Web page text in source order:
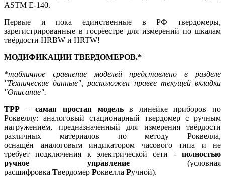
ASTM E-140.
Первые и пока единственные в РФ твердомеры,
зарегистрированные в госреестре для измерений по шкалам
твёрдости HRBW и HRTW!
МОДИФИКАЦИИ ТВЕРДОМЕРОВ.*
*табличное сравнение моделей представлено в разделе
"Технические данные", расположен правее текущей вкладки
"Описание".
ТРР – самая простая модель
в линейке приборов по
Роквеллу: аналоговый стационарный твердомер с ручным
нагружением, предназначенный для измерения твёрдости
различных материалов по методу Роквелла,
оснащён аналоговым индикатором часового типа и не
требует подключения к электрической сети -
полностью
ручное управление
(условная
расшифровка Твердомер Роквелла Ручной).